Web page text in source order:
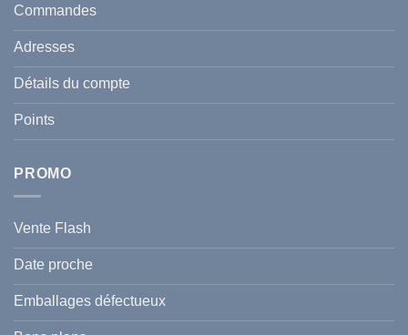
et
celle
de
votre
famille
durant
l’été
2026
?
Tunisie
Guide
Traiter
Prévenir
Commandes
Adresses
Détails du compte
Points
PROMO
Vente Flash
Date proche
Emballages défectueux